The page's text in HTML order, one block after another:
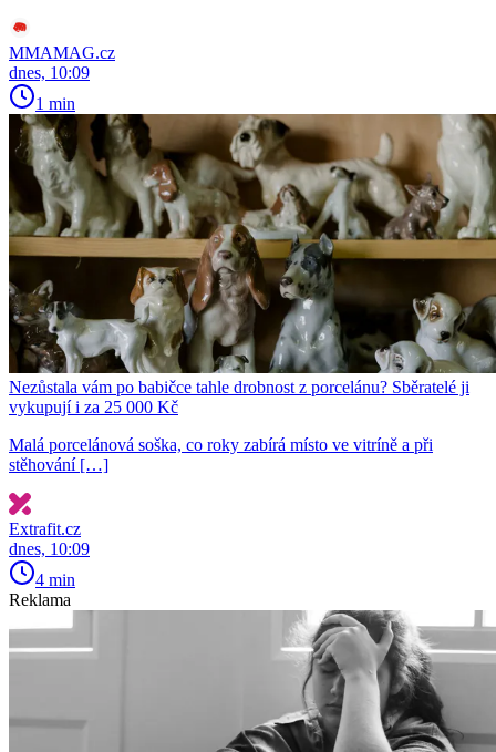
MMAMAG.cz
dnes, 10:09
1 min
Nezůstala vám po babičce tahle drobnost z porcelánu? Sběratelé ji
vykupují i za 25 000 Kč
Malá porcelánová soška, co roky zabírá místo ve vitríně a při
stěhování […]
Extrafit.cz
dnes, 10:09
4 min
Reklama